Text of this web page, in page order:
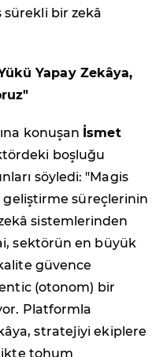
bir zekâ
Yapay Zekâya,
konuşan İsmet
boşluğu
söyledi: "Magis
süreçlerinin
sistemlerinden
sektörün en büyük
güvence
(otonom) bir
Platformla
stratejiyi ekiplere
tohum